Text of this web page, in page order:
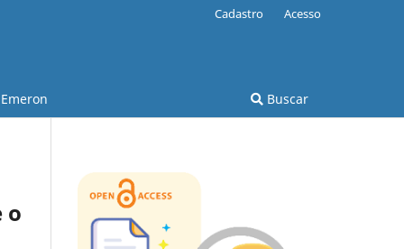
Emeron Buscar
Cadastro Acesso
o